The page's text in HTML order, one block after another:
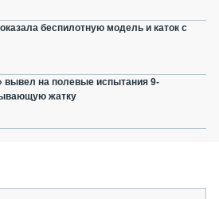
беспилотную модель и каток с
вывел на полевые испытания 9-
жатку